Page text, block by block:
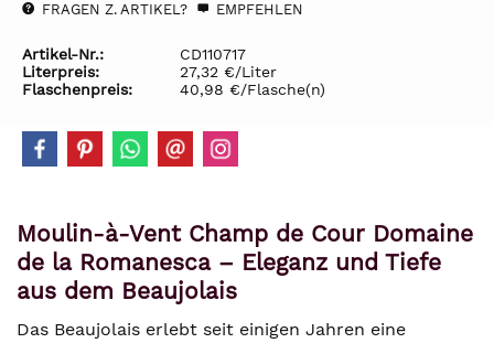
FRAGEN Z. ARTIKEL? EMPFEHLEN
Artikel-Nr.:
CD110717
Literpreis:
27,32 €/Liter
Flaschenpreis:
40,98 €/Flasche(n)
Moulin-à-Vent Champ de Cour Domaine
de la Romanesca – Eleganz und Tiefe
aus dem Beaujolais
Das Beaujolais erlebt seit einigen Jahren eine